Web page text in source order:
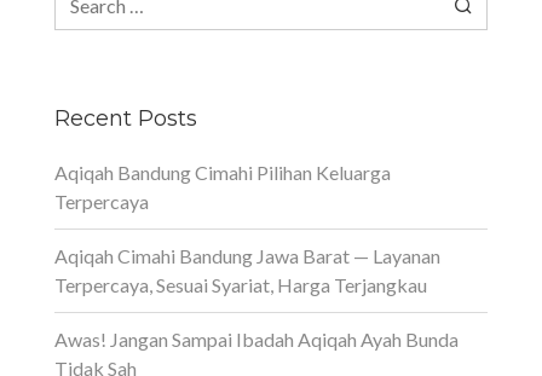
Recent Posts
Aqiqah Bandung Cimahi Pilihan Keluarga
Terpercaya
Aqiqah Cimahi Bandung Jawa Barat — Layanan
Terpercaya, Sesuai Syariat, Harga Terjangkau
Awas! Jangan Sampai Ibadah Aqiqah Ayah Bunda
Tidak Sah